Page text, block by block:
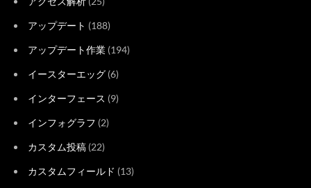
アップデート (188)
アップデート作業 (194)
イースターエッグ (6)
インターフェース (9)
インフォグラフ (2)
カスタム投稿 (22)
カスタムフィールド (13)